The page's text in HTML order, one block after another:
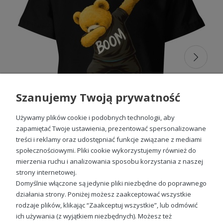
Nasze tanie koszulki streetwear dla dzieci
z kolekcji
odzieży dziecięcej z nadrukiemłączą w sobie modny
wygląd z wysoką jakością wykonania, co sprawia, że są
świetnym wyborem zarówno na co dzień, jak i na
wyjątkowe okazje. Dzięki szerokiemu wyborowi wzorów i
kolorów, każda
koszulka streetwear dziecięca
stać się ulubionym elementem garderoby Twojego dziecka.
Nasza oferta obejmuje
koszulki dziewczęce typu
streetwear, które zadowolą nawet najbardziej
Streetwear koszulki dla chłopców i
dziewcząt
Nasze koszulki streetwear chłopięcei dziewczęce to
odzież, która łączy w sobie nowoczesne wzory z
klasycznym komfortem. Każda
koszulka streetwear
dziecięca z naszego sklepu jest projektowana tak, aby
spełniać oczekiwania zarówno chłopców, jak i dziewczynek,
którzy cenią sobie modę i indywidualny styl. Dzięki
zróżnicowanemu asortymentowi, w którym znajdziesz
różne kroje, wzory i kolory, każde dziecko może znaleźć
coś, co odpowiada jego gustowi.
Misiek DUB Tańczący Dziecięca koszulka
Szanujemy Twoją prywatność
Używamy plików cookie i podobnych technologii, aby
zapamiętać Twoje ustawienia, prezentować spersonalizowane
treści i reklamy oraz udostępniać funkcje związane z mediami
społecznościowymi. Pliki cookie wykorzystujemy również do
mierzenia ruchu i analizowania sposobu korzystania z naszej
strony internetowej.
Domyślnie włączone są jedynie pliki niezbędne do poprawnego
działania strony. Poniżej możesz zaakceptować wszystkie
rodzaje plików, klikając “Zaakceptuj wszystkie”, lub odmówić
ich używania (z wyjątkiem niezbędnych). Możesz też